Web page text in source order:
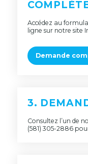
Accédez au
ligne sur notre site
Demande
3.
Consultez l’un de
(581) 305-2886